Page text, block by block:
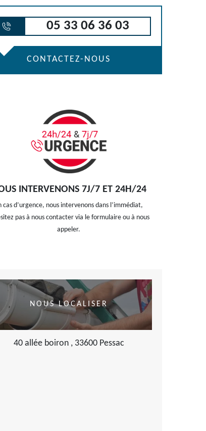
05 33 06 36 03
CONTACTEZ-NOUS
INTERVENONS 7J/7 ET 24H/24
cas d’urgence, nous intervenons dans l’immédiat,
pas à nous contacter via le formulaire ou à nous
appeler.
NOUS LOCALISER
40 allée boiron , 33600 Pessac